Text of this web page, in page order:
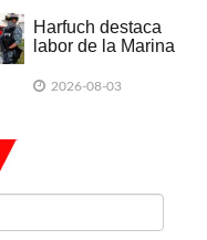
Harfuch destaca
labor de la Marina
delincuencia
2026-08-03